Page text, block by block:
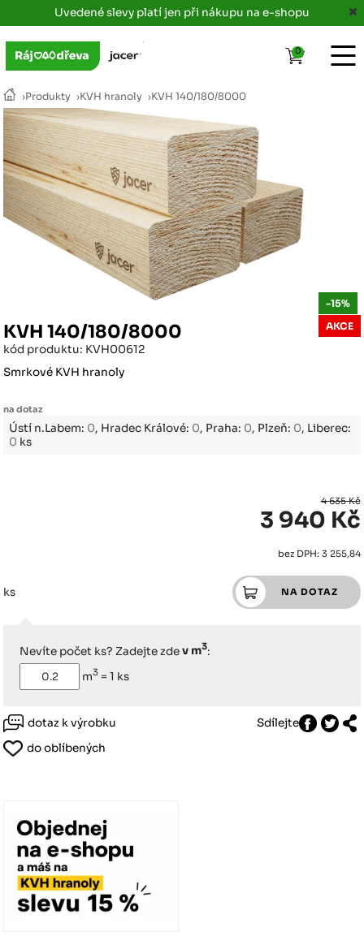
Uvedené slevy platí jen při nákupu na e-shopu
›Produkty ›KVH hranoly ›KVH 140/180/8000
KVH 140/180/8000
kód produktu: KVH00612
Smrkové KVH hranoly
na dotaz
Ústí n.Labem: 0, Hradec Králové: 0, Praha: 0, Plzeň: 0, Liberec:
0 ks
-15%
AKCE
4 635 Kč
3 940 Kč
bez DPH: 3 255,84
ks
Nevíte počet ks? Zadejte zdev m3:
m3 =1 ks
dotaz k výrobku
Sdílejte
do oblíbených
0